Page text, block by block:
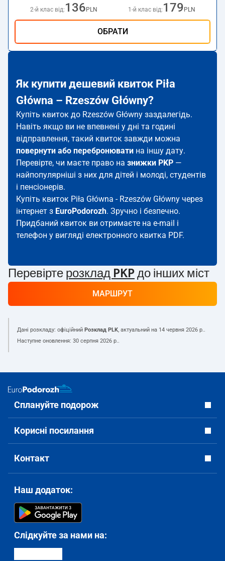
2-й клас від: 136 PLN 1-й клас від: 179 PLN
ОБРАТИ
Як купити дешевий квиток Piła
Główna – Rzeszów Główny?
Купіть квиток до Rzeszów Główny заздалегідь.
Навіть якщо ви не впевнені у дні та годині
відправлення, такий квиток завжди можна
повернути або перебронювати на іншу дату.
Перевірте, чи маєте право на знижки PKP —
найпопулярніші з них для дітей і молоді, студентів
і пенсіонерів.
Купіть квиток Piła Główna - Rzeszów Główny через
інтернет з EuroPodorozh. Зручно і безпечно.
Придбаний квиток ви отримаєте на e-mail і
телефон у вигляді електронного квитка PDF.
Перевірте розклад PKP до інших міст
МАРШРУТ
Дані розкладу: офіційний Розклад PLK, актуальний на 14 червня 2026 р..
Наступне оновлення: 30 серпня 2026 р..
Сплануйте подорож
Корисні посилання
Контакт
Наш додаток:
Слідкуйте за нами на: